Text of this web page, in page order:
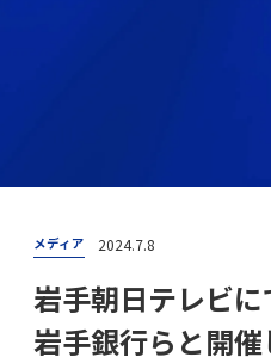
メディア 2024.7.8
岩手朝日テレビに
岩手銀行らと開